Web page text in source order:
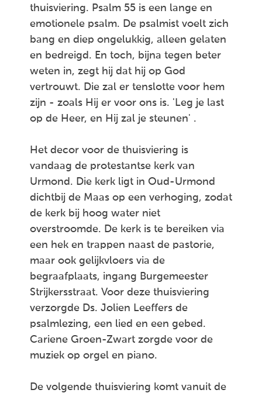
thuisviering. Psalm 55 is een lange en
emotionele psalm. De psalmist voelt zich
bang en diep ongelukkig, alleen gelaten
en bedreigd. En toch, bijna tegen beter
weten in, zegt hij dat hij op God
vertrouwt. Die zal er tenslotte voor hem
zijn - zoals Hij er voor ons is. 'Leg je last
op de Heer, en Hij zal je steunen' .
Het decor voor de thuisviering is
vandaag de protestantse kerk van
Urmond. Die kerk ligt in Oud-Urmond
dichtbij de Maas op een verhoging, zodat
de kerk bij hoog water niet
overstroomde. De kerk is te bereiken via
een hek en trappen naast de pastorie,
maar ook gelijkvloers via de
begraafplaats, ingang Burgemeester
Strijkersstraat. Voor deze thuisviering
verzorgde Ds. Jolien Leeffers de
psalmlezing, een lied en een gebed.
Cariene Groen-Zwart zorgde voor de
muziek op orgel en piano.
De volgende thuisviering komt vanuit de